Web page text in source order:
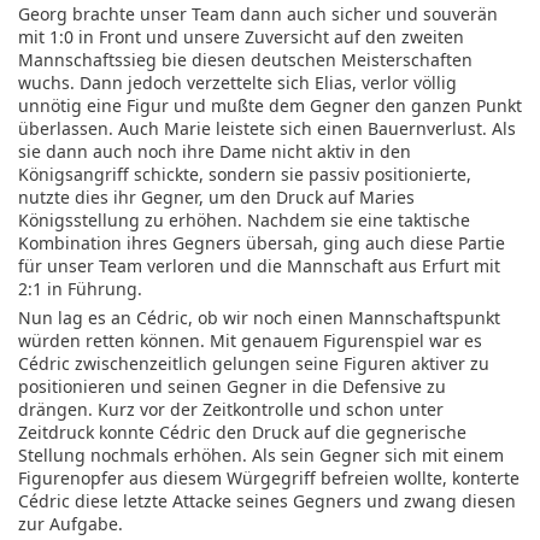
Georg brachte unser Team dann auch sicher und souverän
mit 1:0 in Front und unsere Zuversicht auf den zweiten
Mannschaftssieg bie diesen deutschen Meisterschaften
wuchs. Dann jedoch verzettelte sich Elias, verlor völlig
unnötig eine Figur und mußte dem Gegner den ganzen Punkt
überlassen. Auch Marie leistete sich einen Bauernverlust. Als
sie dann auch noch ihre Dame nicht aktiv in den
Königsangriff schickte, sondern sie passiv positionierte,
nutzte dies ihr Gegner, um den Druck auf Maries
Königsstellung zu erhöhen. Nachdem sie eine taktische
Kombination ihres Gegners übersah, ging auch diese Partie
für unser Team verloren und die Mannschaft aus Erfurt mit
2:1 in Führung.
Nun lag es an Cédric, ob wir noch einen Mannschaftspunkt
würden retten können. Mit genauem Figurenspiel war es
Cédric zwischenzeitlich gelungen seine Figuren aktiver zu
positionieren und seinen Gegner in die Defensive zu
drängen. Kurz vor der Zeitkontrolle und schon unter
Zeitdruck konnte Cédric den Druck auf die gegnerische
Stellung nochmals erhöhen. Als sein Gegner sich mit einem
Figurenopfer aus diesem Würgegriff befreien wollte, konterte
Cédric diese letzte Attacke seines Gegners und zwang diesen
zur Aufgabe.